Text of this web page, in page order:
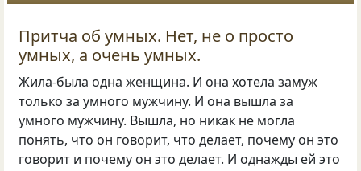
Притча об умных. Нет, не о просто
умных, а очень умных.
Жила-была одна женщина. И она хотела замуж
только за умного мужчину. И она вышла за
умного мужчину. Вышла, но никак не могла
понять, что он говорит, что делает, почему он это
говорит и почему он это делает. И однажды ей это